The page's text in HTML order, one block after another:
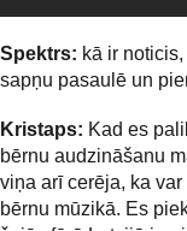
Spektrs: kā ir
sapņu pasaulē un
Kristaps: Kad es
bērnu audzināšanu
viņa arī cerēja, ka
bērnu mūzikā. Es